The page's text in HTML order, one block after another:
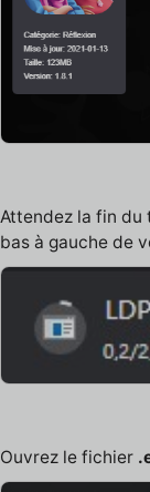
Attendez la fin
bas à gauche de
Ouvrez le fichier